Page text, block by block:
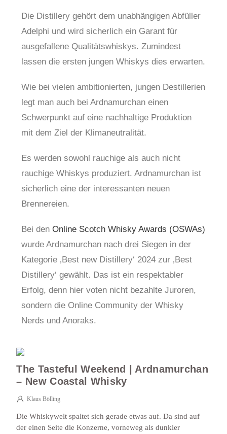
Die Distillery gehört dem unabhängigen Abfüller
Adelphi und wird sicherlich ein Garant für
ausgefallene Qualitätswhiskys. Zumindest
lassen die ersten jungen Whiskys dies erwarten.
Wie bei vielen ambitionierten, jungen Destillerien
legt man auch bei Ardnamurchan einen
Schwerpunkt auf eine nachhaltige Produktion
mit dem Ziel der Klimaneutralität.
Es werden sowohl rauchige als auch nicht
rauchige Whiskys produziert. Ardnamurchan ist
sicherlich eine der interessanten neuen
Brennereien.
Bei denOnline Scotch Whisky Awards (OSWAs)
wurde Ardnamurchan nach drei Siegen in der
Kategorie ‚Best new Distillery‘ 2024 zur ‚Best
Distillery‘ gewählt. Das ist ein respektabler
Erfolg, denn hier voten nicht bezahlte Juroren,
sondern die Online Community der Whisky
Nerds und Anoraks.
The Tasteful Weekend | Ardnamurchan
– New Coastal Whisky
Klaus Bölling
Die Whiskywelt spaltet sich gerade etwas auf. Da sind auf
der einen Seite die Konzerne, vorneweg als dunkler